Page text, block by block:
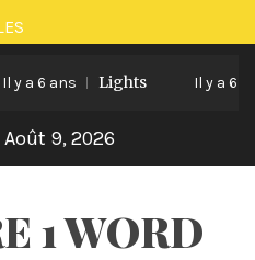
a 6 ans Lights Il y a 6 ans
9, 2026
1 WORD